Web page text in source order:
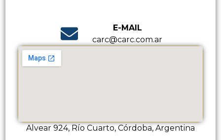
E-MAIL
carc@carc.com.ar
Alvear 924, Río Cuarto, Córdoba, Argentina